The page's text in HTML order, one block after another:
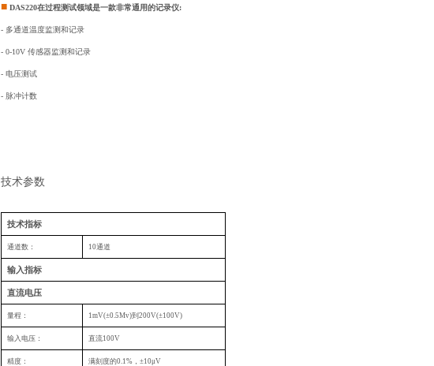
■ DAS220在过程测试领域是一款非常通用的记录仪:
- 多通道温度监测和记录
- 0-10V 传感器监测和记录
- 电压测试
- 脉冲计数
技术参数
技术指标
通道数： 10通道
输入指标
直流电压
量程： 1mV(±0.5Mv)到200V(±100V)
输入电压： 直流100V
精度： 满刻度的0.1%，±10μV